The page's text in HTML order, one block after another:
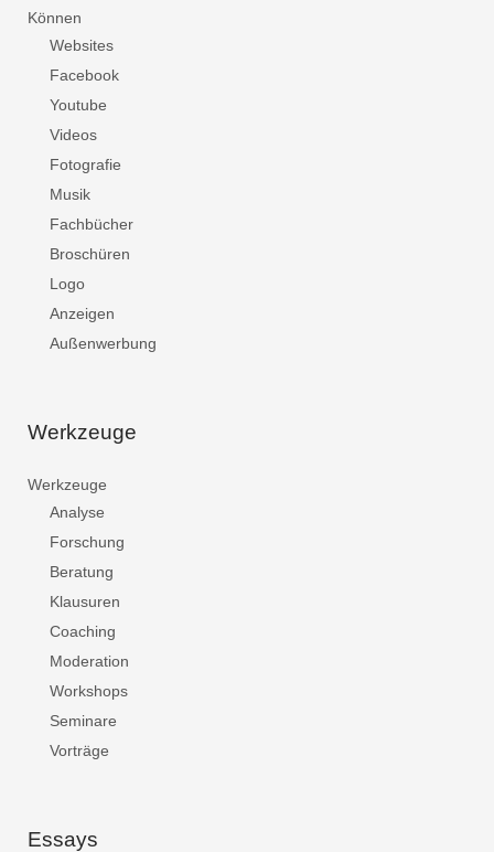
Können
Websites
Facebook
Youtube
Videos
Fotografie
Musik
Fachbücher
Broschüren
Logo
Anzeigen
Außenwerbung
Werkzeuge
Werkzeuge
Analyse
Forschung
Beratung
Klausuren
Coaching
Moderation
Workshops
Seminare
Vorträge
Essays